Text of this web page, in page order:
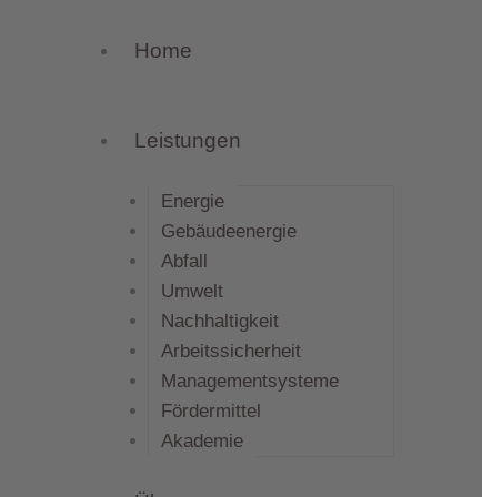
Home
Leistungen
Energie
Gebäudeenergie
Abfall
Umwelt
Nachhaltigkeit
Arbeitssicherheit
Managementsysteme
Fördermittel
Akademie